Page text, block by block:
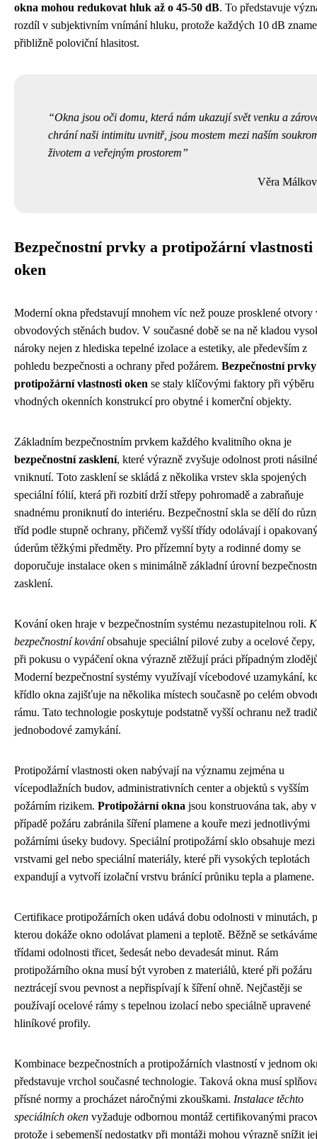
okna mohou redukovat hluk až o 45-50 dB. To představuje
rozdíl v subjektivním vnímání hluku, protože každých 10 dB
přibližně poloviční hlasitost.
Okna jsou oči domu, která nám ukazují svět venku a
chrání naši intimitu uvnitř, jsou mostem mezi naším
životem a veřejným prostorem
Věra
Bezpečnostní prvky a protipožární vlastnosti
oken
Moderní okna představují mnohem víc než pouze prosklené otvory
obvodových stěnách budov. V současné době se na ně kladou
nároky nejen z hlediska tepelné izolace a estetiky, ale především z
pohledu bezpečnosti a ochrany před požárem. Bezpečnostní
protipožární vlastnosti oken se staly klíčovými faktory při výběru
vhodných okenních konstrukcí pro obytné i komerční objekty.
Základním bezpečnostním prvkem každého kvalitního okna je
bezpečnostní zasklení, které výrazně zvyšuje odolnost proti
vniknutí. Toto zasklení se skládá z několika vrstev skla spojených
speciální fólií, která při rozbití drží střepy pohromadě a zabraňuje
snadnému proniknutí do interiéru. Bezpečnostní skla se dělí do
tříd podle stupně ochrany, přičemž vyšší třídy odolávají i
úderům těžkými předměty. Pro přízemní byty a rodinné domy se
doporučuje instalace oken s minimálně základní úrovní
zasklení.
Kování oken hraje v bezpečnostním systému nezastupitelnou roli.
bezpečnostní kováníobsahuje speciální pilové zuby a ocelové čepy,
při pokusu o vypáčení okna výrazně ztěžují práci případným
Moderní bezpečnostní systémy využívají vícebodové uzamykání,
křídlo okna zajišťuje na několika místech současně po celém
rámu. Tato technologie poskytuje podstatně vyšší ochranu než
jednobodové zamykání.
Protipožární vlastnosti oken nabývají na významu zejména u
vícepodlažních budov, administrativních center a objektů s vyšším
požárním rizikem. Protipožární okna jsou konstruována tak, aby v
případě požáru zabránila šíření plamene a kouře mezi jednotlivými
požárními úseky budovy. Speciální protipožární sklo obsahuje mezi
vrstvami gel nebo speciální materiály, které při vysokých teplotách
expandují a vytvoří izolační vrstvu bránící průniku tepla a plamene.
Certifikace protipožárních oken udává dobu odolnosti v minutách,
kterou dokáže okno odolávat plameni a teplotě. Běžně se
třídami odolnosti třicet, šedesát nebo devadesát minut. Rám
protipožárního okna musí být vyroben z materiálů, které při požáru
neztrácejí svou pevnost a nepřispívají k šíření ohně. Nejčastěji se
používají ocelové rámy s tepelnou izolací nebo speciálně upravené
hliníkové profily.
Kombinace bezpečnostních a protipožárních vlastností v jednom
představuje vrchol současné technologie. Taková okna musí
přísné normy a procházet náročnými zkouškami. Instalace těchto
speciálních oken vyžaduje odbornou montáž certifikovanými
protože i sebemenší nedostatky při montáži mohou výrazně snížit